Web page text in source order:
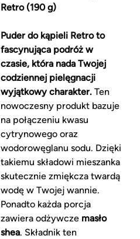
Retro (190 g)
Puder do kąpieli Retro to
fascynująca podróż w
czasie, która nada Twojej
codziennej pielęgnacji
wyjątkowy charakter.Ten
nowoczesny produkt bazuje
na połączeniu kwasu
cytrynowego oraz
wodorowęglanu sodu. Dzięki
takiemu składowi mieszanka
skutecznie zmiękcza twardą
wodę w Twojej wannie.
Ponadto każda porcja
zawiera odżywcze masło
shea. Składnik ten